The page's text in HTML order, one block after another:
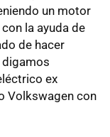
un motor
la ayuda de
de hacer
ex
Volkswagen con